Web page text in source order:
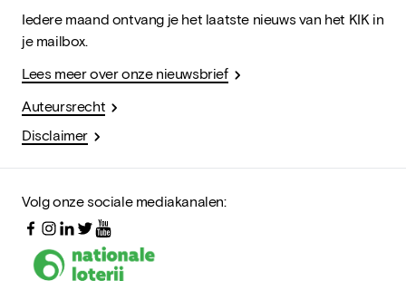
Iedere maand ontvang je het laatste nieuws van het KIK in
je mailbox.
Lees meer over onze nieuwsbrief
Auteursrecht
Disclaimer
Volg onze sociale mediakanalen: